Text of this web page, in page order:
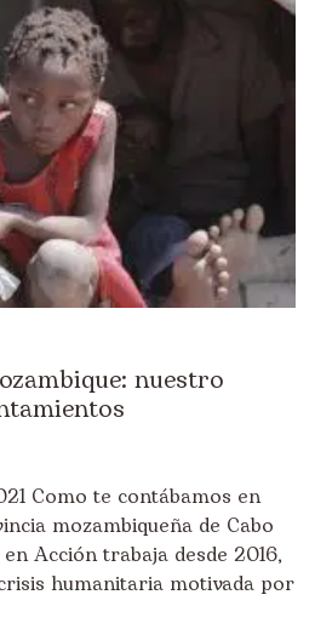
nuestro
Como te contábamos en
mozambiqueña de Cabo
Acción trabaja desde 2016,
humanitaria motivada por